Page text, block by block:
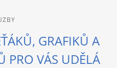
GRAFIKŮ A
PRO VÁS UDĚLÁ